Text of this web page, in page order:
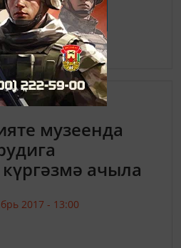
керегез
музеенда
ачыла
2017 - 13:00